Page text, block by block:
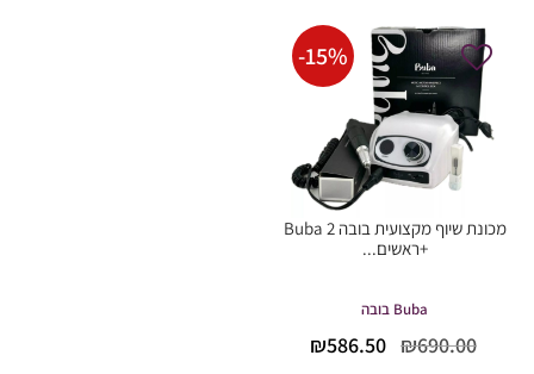
-15%
מכונת שיוף מקצועית בובה Buba 2
+ראשים...
Buba בובה
₪690.00
המחיר₪586.50